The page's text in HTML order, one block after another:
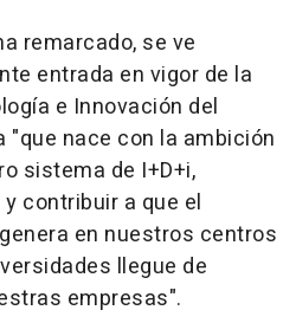
remarcado, se ve
entrada en vigor de la
e Innovación del
"que nace con la ambición
sistema de I+D+i,
contribuir a que el
en nuestros centros
llegue de
empresas".